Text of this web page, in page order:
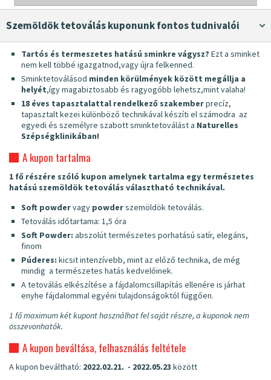
Szemöldök tetoválás kuponunk fontos tudnivalói
Tartós és termeszetes hatású sminkre vágysz? Ezt a sminket
nem kell többé igazgatnod,vagy újra felkenned.
Sminktetoválásod minden körülmények között megállja a
helyét,így magabiztosabb és ragyogóbb lehetsz,mint valaha!
18 éves tapasztalattal rendelkező szakemberprecíz,
tapasztalt kezei különböző technikával készíti el számodra az
egyedi és személyre szabott sminktetoválást a Naturelles
Szépségklinikában!
A kupon tartalma
1 fő részére szóló kupon amelynek tartalma egy természetes
hatású szemöldök tetoválás választható technikával.
Soft powdervagy powderszemöldök tetoválás.
Tetoválás időtartama: 1,5 óra
Soft Powder: abszolút természetes porhatású satír, elegáns,
finom
Púderes: kicsit intenzívebb, mint az előző technika, de még
mindig a természetes hatás kedvelőinek.
A tetoválás elkészítése a fájdalomcsillapítás ellenére is járhat
enyhe fájdalommal egyéni tulajdonságoktól függően.
1 fő maximum két kupont használhat fel saját részre, a kuponok nem
összevonhatók.
A kupon beváltása, felhasználás feltétele
A kupon beváltható: 2022.02.21. - 2022.05.23 között